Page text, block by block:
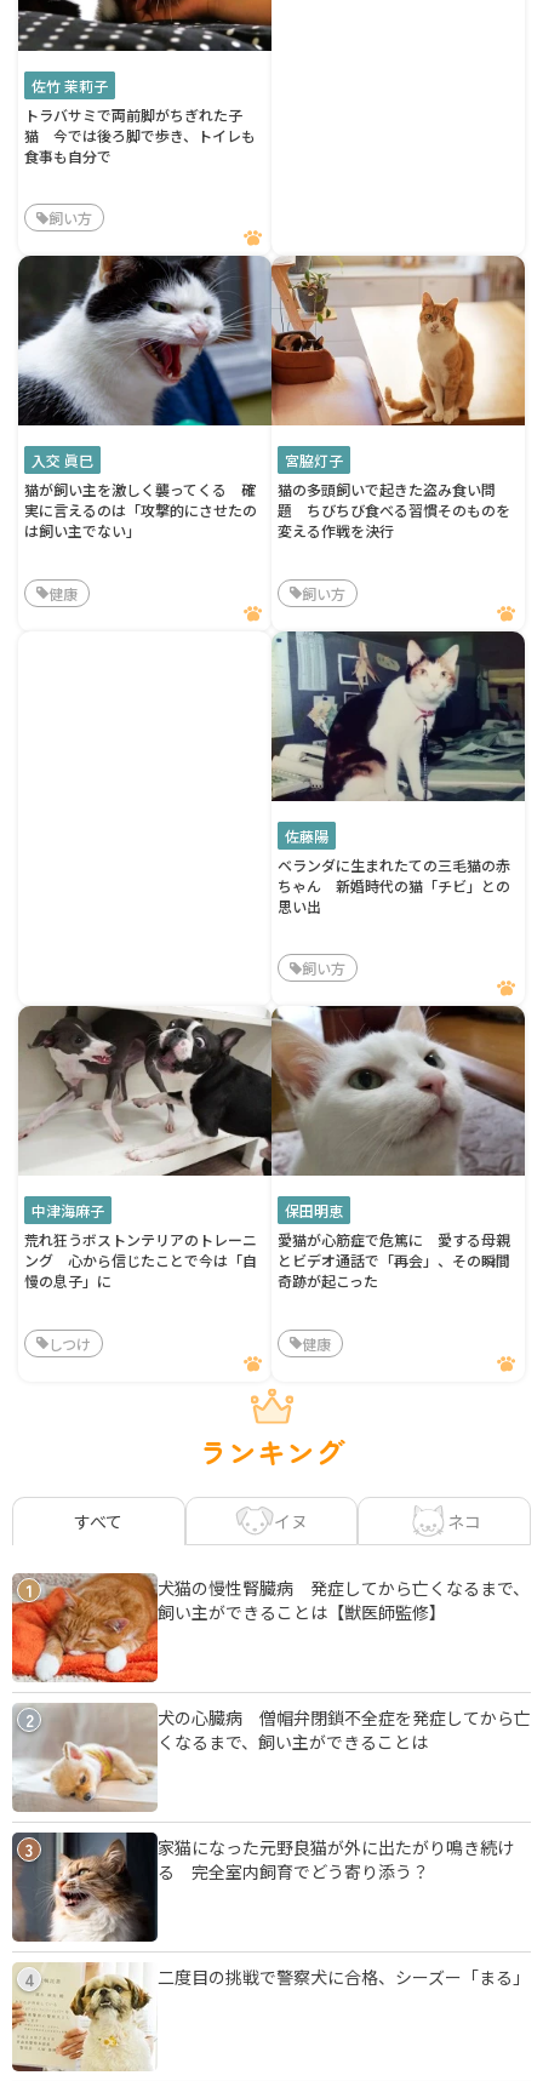
佐竹 茉莉子
トラバサミで両前脚がちぎれた子
猫 今では後ろ脚で歩き、トイレも
食事も自分で
飼い方
入交 眞巳
猫が飼い主を激しく襲ってくる 確
実に言えるのは「攻撃的にさせたの
は飼い主でない」
健康
宮脇灯子
猫の多頭飼いで起きた盗み食い問
題 ちびちび食べる習慣そのものを
変える作戦を決行
飼い方
佐藤陽
ベランダに生まれたての三毛猫の赤
ちゃん 新婚時代の猫「チビ」との
思い出
飼い方
中津海麻子
荒れ狂うボストンテリアのトレーニ
ング 心から信じたことで今は「自
慢の息子」に
しつけ
保田明恵
愛猫が心筋症で危篤に 愛する母親
とビデオ通話で「再会」、その瞬間
奇跡が起こった
健康
ランキング
すべて イヌ ネコ
1
犬猫の慢性腎臓病 発症してから亡くなるまで、
飼い主ができることは【獣医師監修】
2
犬の心臓病 僧帽弁閉鎖不全症を発症してから亡
くなるまで、飼い主ができることは
3
家猫になった元野良猫が外に出たがり鳴き続け
る 完全室内飼育でどう寄り添う？
4 二度目の挑戦で警察犬に合格、シーズー「まる」